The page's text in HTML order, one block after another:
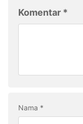
Komentar *
Nama *